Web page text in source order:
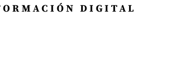
DIGITAL